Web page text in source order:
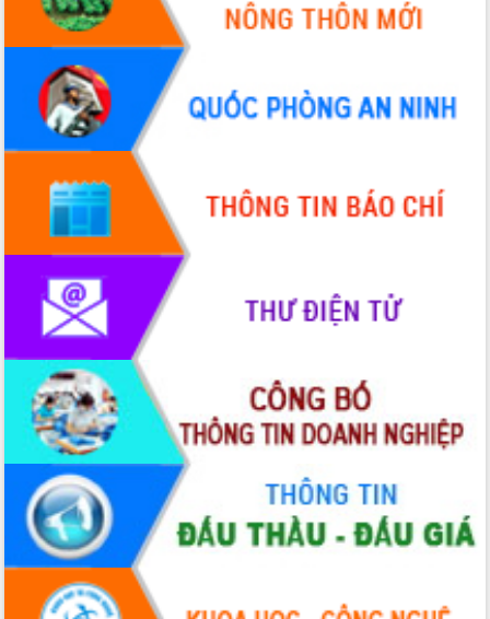
Khơi thông điểm nghẽn, đẩy nhanh
giải ngân vốn khắc phục thiên tai
HĐND tỉnh thông qua điều chỉnh Quy
hoạch tỉnh thời kỳ 2021-2030
Hội thảo góp ý hồ sơ điều chỉnh quy
hoạch tỉnh Đắk Lắk thời kỳ 2021-2030,
tầm nhìn đến năm 2050
Nâng cao hiệu quả hoạt động của các
doanh nghiệp nhà nước
Hội nghị triển khai kết nối mạng
truyền số liệu chuyên dùng phục vụ cơ
quan Đảng, Nhà nước
Lễ phát động chuỗi hoạt động chung
tay làm sạch môi trường
Xã Ea Kar bước chuyển mình trong
công tác cải cách hành chính mô hình
mới
UBND tỉnh họp báo định kỳ tháng 4
năm 2026
Hội thảo khoa học “Giải pháp thúc đẩy
phát triển nền kinh tế xanh tại tỉnh
Đắk Lắk”
Tăng cường giám sát, đôn đốc thực
hiện nhiệm vụ quản lý tài sản công
hàng tuần